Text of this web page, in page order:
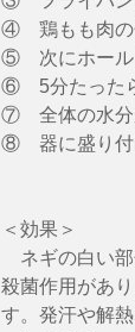
④　鶏もも肉の
⑤　次にホール
⑥　5分たった
⑦　全体の水分
⑧　器に盛り付
＜効果＞
ネギの白い部
殺菌作用があ
す。発汗や解